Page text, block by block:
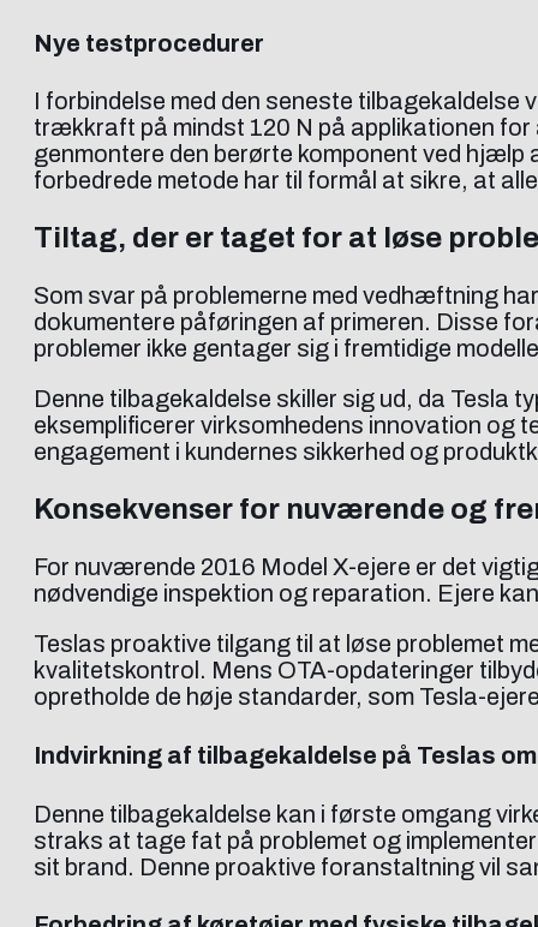
Nye testprocedurer
I forbindelse med den seneste
trækkraft på mindst 120 N på applikationen
genmontere den berørte komponent ved hjælp
forbedrede metode har til formål at sikre, at
Tiltag, der er taget for at løse
Som svar på problemerne med vedhæftning
dokumentere påføringen af primeren. Disse
problemer ikke gentager sig i fremtidige
Denne tilbagekaldelse skiller sig ud, da Tesla
eksemplificerer virksomhedens innovation og
engagement i kundernes sikkerhed og
Konsekvenser for nuværende og
For nuværende 2016 Model X-ejere er det
nødvendige inspektion og reparation. Ejere
Teslas proaktive tilgang til at løse problemet
kvalitetskontrol. Mens OTA-opdateringer
opretholde de høje standarder, som Tesla-
Indvirkning af tilbagekaldelse på Teslas
Denne tilbagekaldelse kan i første omgang
straks at tage fat på problemet og
sit brand. Denne proaktive foranstaltning vil